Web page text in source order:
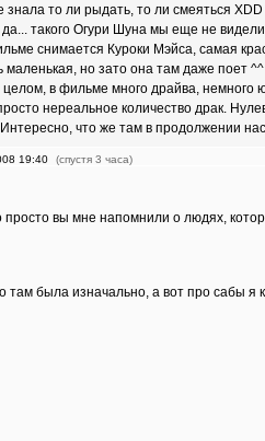
знала то ли рыдать, то ли смеяться XDD
да... такого Огури Шуна мы еще не
снимается Куроки Мэйса, самая
маленькая, но зато она там даже поет ^^
в фильме много драйва, немного
нереальное количество драк.
что же там в продолжении
19:40 (спустя 3 часа)
просто вы мне напомнили о людях,
там была изначально, а вот про сабы я